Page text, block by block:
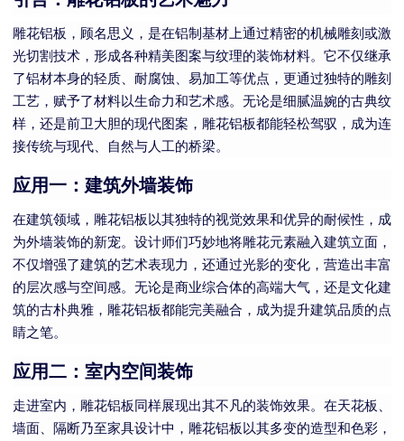
雕花铝板，顾名思义，是在铝制基材上通过精密的机械雕刻或激
光切割技术，形成各种精美图案与纹理的装饰材料。它不仅继承
了铝材本身的轻质、耐腐蚀、易加工等优点，更通过独特的雕刻
工艺，赋予了材料以生命力和艺术感。无论是细腻温婉的古典纹
样，还是前卫大胆的现代图案，雕花铝板都能轻松驾驭，成为连
接传统与现代、自然与人工的桥梁。
应用一：建筑外墙装饰
在建筑领域，雕花铝板以其独特的视觉效果和优异的耐候性，成
为外墙装饰的新宠。设计师们巧妙地将雕花元素融入建筑立面，
不仅增强了建筑的艺术表现力，还通过光影的变化，营造出丰富
的层次感与空间感。无论是商业综合体的高端大气，还是文化建
筑的古朴典雅，雕花铝板都能完美融合，成为提升建筑品质的点
睛之笔。
应用二：室内空间装饰
走进室内，雕花铝板同样展现出其不凡的装饰效果。在天花板、
墙面、隔断乃至家具设计中，雕花铝板以其多变的造型和色彩，